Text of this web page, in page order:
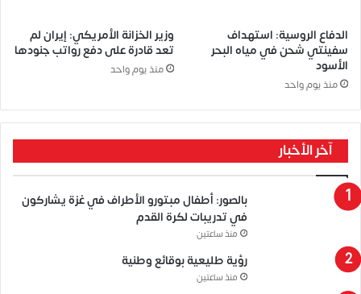
الدفاع الروسية: استهداف
سفينتي شحن في مياه البحر
الأسود
منذ يوم واحد
وزير الخزانة الأمريكي: إيران لم
تعد قادرة على دفع رواتب جنودها
منذ يوم واحد
آخر الأخبار
بالصور: أطفال مبتورو الأطراف في غزة يشاركون
في تدريبات لكرة القدم
منذ ساعتين
رؤية طليعية بوقائع وطنية
منذ ساعتين